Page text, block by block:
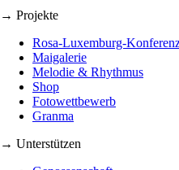
→ Projekte
Rosa-Luxemburg-
Maigalerie
Melodie & Rhythmus
Shop
Fotowettbewerb
Granma
→ Unterstützen